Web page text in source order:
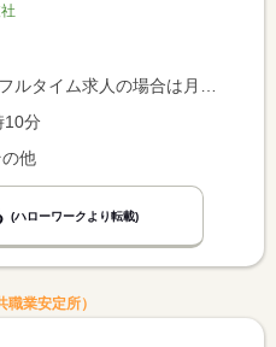
額）、パート求人の場合は時間額を表示しています。
10分
他
(ハローワークより転載)
業安定所）